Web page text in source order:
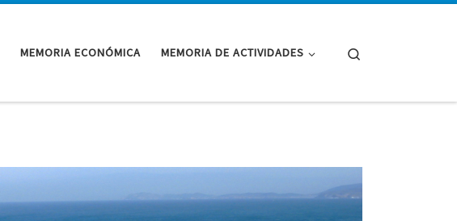
MEMORIA ECONÓMICA MEMORIA DE ACTIVIDADES